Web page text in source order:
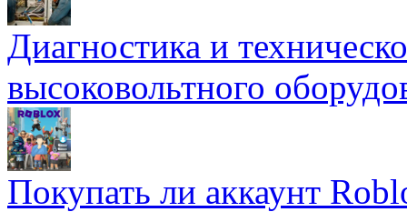
Диагностика и
высоковольтного
Покупать ли аккаунт